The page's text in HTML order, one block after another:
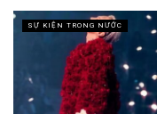
SỰ KIỆN TRONG NƯỚC